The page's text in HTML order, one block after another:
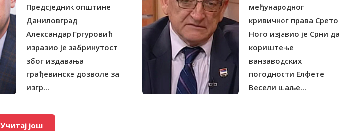
Предсједник општине
Даниловград
Александар Гргуровић
изразио је забринутост
због издавања
грађевинске дозволе за
изгр...
међународног
кривичног права Срето
Ного изјавио је Срни да
кориштење
ванзаводских
погодности Елфете
Весели шаље...
Учитај још